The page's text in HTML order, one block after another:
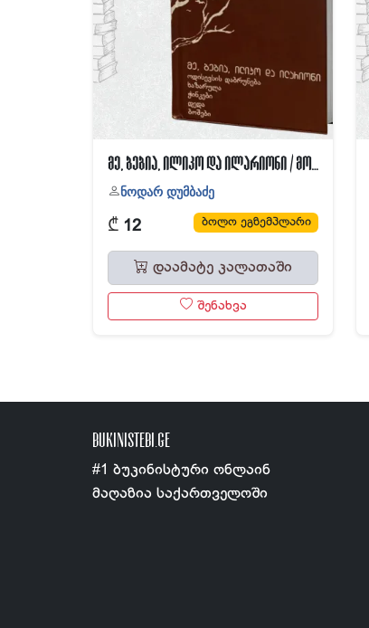
მე, ბებია, ილიკო და ილარიონი / მოთხრობები
ნოდარ დუმბაძე
₾ 12 ბოლო ეგზემპლარი
დაამატე კალათაში
შენახვა
BUKINISTEBI.GE
#1 ბუკინისტური ონლაინ
მაღაზია საქართველოში